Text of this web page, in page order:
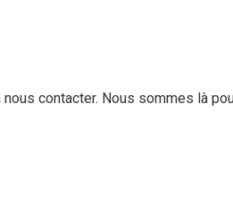
contacter. Nous sommes là